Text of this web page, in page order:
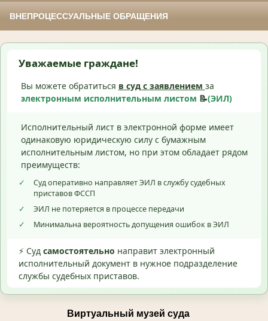
ВНЕПРОЦЕССУАЛЬНЫЕ ОБРАЩЕНИЯ
Уважаемые граждане!
Вы можете обратиться в суд с заявлением за
электронным исполнительным листом 📝(ЭИЛ)
Исполнительный лист в электронной форме имеет
одинаковую юридическую силу с бумажным
исполнительным листом, но при этом обладает рядом
преимуществ:
✓
Суд оперативно направляет ЭИЛ в службу судебных
приставов ФССП
✓
ЭИЛ не потеряется в процессе передачи
✓
Минимальна вероятность допущения ошибок в ЭИЛ
⚡ Суд самостоятельно направит электронный
исполнительный документ в нужное подразделение
службы судебных приставов.
Виртуальный музей суда